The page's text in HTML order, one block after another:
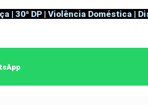
| 30ª DP | Violência Doméstica |